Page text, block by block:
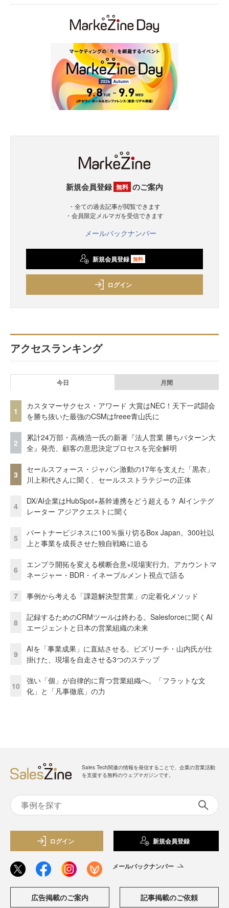
新規会員登録 無料 のご案内
・全ての過去記事が閲覧できます
・会員限定メルマガを受信できます
メールバックナンバー
新規会員登録 無料
ログイン
アクセスランキング
今日 月間
1
カスタマーサクセス・アワード 大賞はNEC！天下一武闘会
を勝ち抜いた最強のCSMはfreee青山氏に
2
累計24万部・高橋浩一氏の新著『法人営業 勝ちパターン大
全』発売、顧客の意思決定プロセスを完全解明
3
セールスフォース・ジャパン激動の17年を支えた「黒衣」
川上和代さんに聞く、セールスストラテジーの正体
4
DX/AI企業はHubSpot×基幹連携をどう超える？ AIインテグ
レーター アジアクエストに聞く
5
パートナービジネスに100％振り切るBox Japan。300社以
上と事業を成長させた独自戦略に迫る
6
エンプラ開拓を変える横断合意×現場実行力。アカウントマ
ネージャー・BDR・イネーブルメント視点で語る
7 事例から考える「課題解決型営業」の定着化メソッド
8
記録するためのCRMツールは終わる。Salesforceに聞くAI
エージェントと日本の営業組織の未来
9
AIを「事業成果」に直結させる。ビズリーチ・山内氏が仕
掛けた、現場を自走させる3つのステップ
10
強い「個」が自律的に育つ営業組織へ。「フラットな文
化」と「凡事徹底」の力
Sales Tech関連の情報を発信することで、企業の営業活動
を支援する無料のウェブマガジンです。
ログイン 新規会員登録
メールバックナンバー
広告掲載のご案内 記事掲載のご依頼